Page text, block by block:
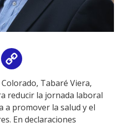
Email
Link Tabaré Viera,
reducir la jornada laboral
a promover la salud y el
En declaraciones